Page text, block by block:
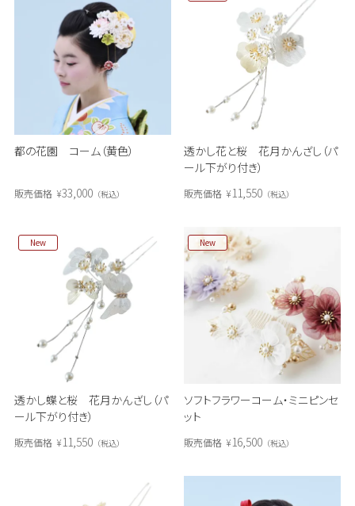
都の花園 コーム（黄色）
販売価格 ¥33,000 税込
透かし花と桜 花月かんざし（パ
ール下がり付き）
販売価格 ¥11,550 税込
透かし蝶と桜 花月かんざし（パ
ール下がり付き）
New
販売価格 ¥11,550 税込
ソフトフラワーコーム・ミニピンセ
ット
New
販売価格 ¥16,500 税込